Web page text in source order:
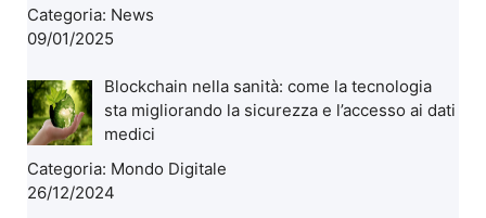
Categoria: News
09/01/2025
Blockchain nella sanità: come la tecnologia
sta migliorando la sicurezza e l’accesso ai dati
medici
Categoria: Mondo Digitale
26/12/2024